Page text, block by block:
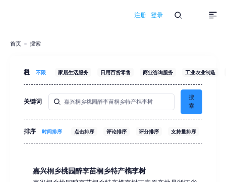
注册 登录
首页 搜索
栏目 不限 家居生活服务 日用百货零售 商业咨询服务 工业农业制造
关键词
搜
索
排序 时间排序 点击排序 评论排序 评分排序 支持量排序
嘉兴桐乡桃园醉李苗桐乡特产檇李树